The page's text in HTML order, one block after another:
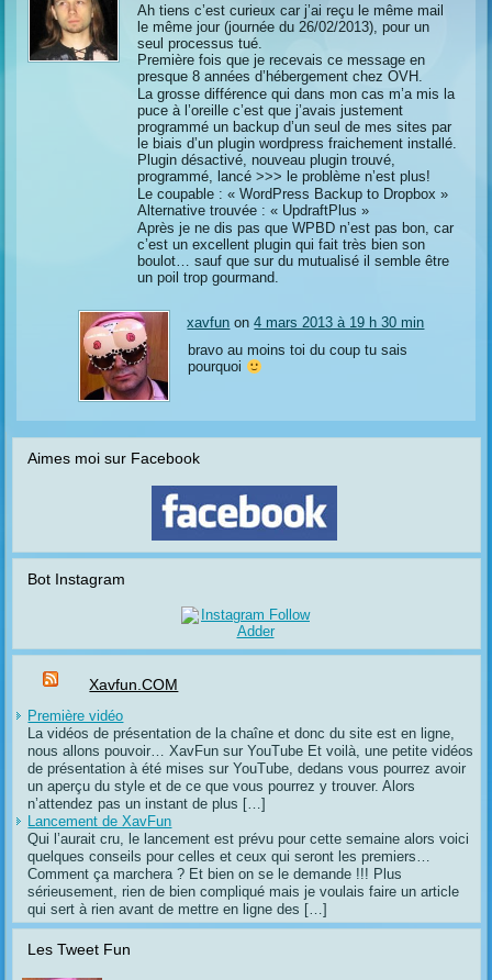
Ah tiens c’est curieux car j’ai reçu le même mail
le même jour (journée du 26/02/2013), pour un
seul processus tué.
Première fois que je recevais ce message en
presque 8 années d’hébergement chez OVH.
La grosse différence qui dans mon cas m’a mis la
puce à l’oreille c’est que j’avais justement
programmé un backup d’un seul de mes sites par
le biais d’un plugin wordpress fraichement installé.
Plugin désactivé, nouveau plugin trouvé,
programmé, lancé >>> le problème n’est plus!
Le coupable : « WordPress Backup to Dropbox »
Alternative trouvée : « UpdraftPlus »
Après je ne dis pas que WPBD n’est pas bon, car
c’est un excellent plugin qui fait très bien son
boulot… sauf que sur du mutualisé il semble être
un poil trop gourmand.
xavfun on4 mars 2013 à 19 h 30 min
bravo au moins toi du coup tu sais
pourquoi
Aimes moi sur Facebook
Bot Instagram
Xavfun.COM
Première vidéo
La vidéos de présentation de la chaîne et donc du site est en ligne,
nous allons pouvoir… XavFun sur YouTube Et voilà, une petite vidéos
de présentation à été mises sur YouTube, dedans vous pourrez avoir
un aperçu du style et de ce que vous pourrez y trouver. Alors
n’attendez pas un instant de plus […]
Lancement de XavFun
Qui l’aurait cru, le lancement est prévu pour cette semaine alors voici
quelques conseils pour celles et ceux qui seront les premiers…
Comment ça marchera ? Et bien on se le demande !!! Plus
sérieusement, rien de bien compliqué mais je voulais faire un article
qui sert à rien avant de mettre en ligne des […]
Les Tweet Fun